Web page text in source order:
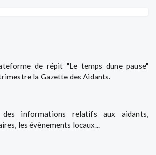
de répit "Le temps dune pause"
la Gazette des Aidants.
des informations relatifs aux aidants,
les évènements locaux...